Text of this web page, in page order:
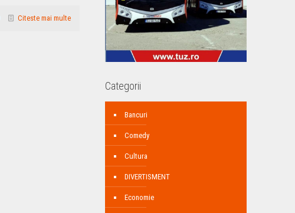
Citeste mai multe
Categorii
Bancuri
Comedy
Cultura
DIVERTISMENT
Economie